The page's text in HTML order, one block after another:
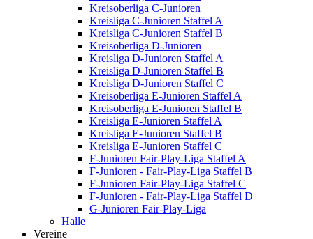
Kreisoberliga C-Junioren
Kreisliga C-Junioren Staffel A
Kreisliga C-Junioren Staffel B
Kreisoberliga D-Junioren
Kreisliga D-Junioren Staffel A
Kreisliga D-Junioren Staffel B
Kreisliga D-Junioren Staffel C
Kreisoberliga E-Junioren Staffel A
Kreisoberliga E-Junioren Staffel B
Kreisliga E-Junioren Staffel A
Kreisliga E-Junioren Staffel B
Kreisliga E-Junioren Staffel C
F-Junioren Fair-Play-Liga Staffel A
F-Junioren - Fair-Play-Liga Staffel B
F-Junioren Fair-Play-Liga Staffel C
F-Junioren - Fair-Play-Liga Staffel D
G-Junioren Fair-Play-Liga
Halle
Vereine